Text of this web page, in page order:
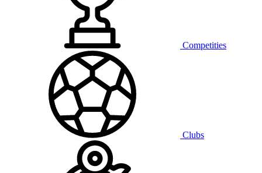
Competities
Clubs